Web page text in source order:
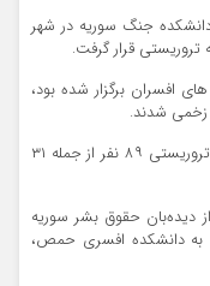
جنگ سوریه در شهر
افسران برگزار شده بود،
زخمی شدند.
وزارت بهداشت سوریه اعلام کرد که در این حمله تروریستی ۸۹ نفر از جمله ۳۱
دیده‌بان حقوق بشر سوریه
به دانشکده افسری حمص،